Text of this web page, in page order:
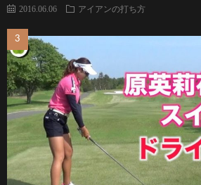
2016.06.06 アイアンの打ち方